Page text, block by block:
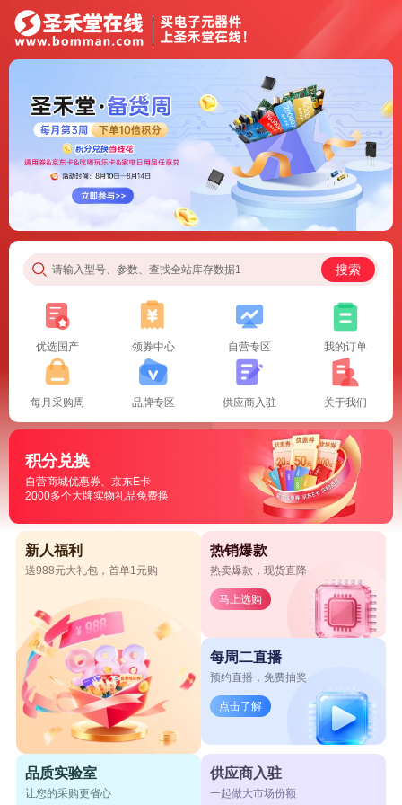
请输入型号、参数、查找全站库存数据1 搜索
优选国产 领券中心 自营专区 我的订单
每月采购周 品牌专区 供应商入驻 关于我们
积分兑换
自营商城优惠券、京东E卡
2000多个大牌实物礼品免费换
新人福利
送988元大礼包，首单1元购
热销爆款
热卖爆款，现货直降
马上选购
每周二直播
预约直播，免费抽奖
点击了解
品质实验室
让您的采购更省心
供应商入驻
一起做大市场份额